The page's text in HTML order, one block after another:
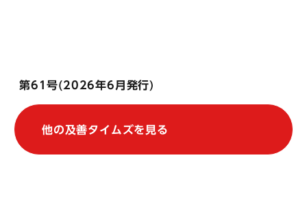
第61号(2026年6月発行)
他の及善タイムズを見る